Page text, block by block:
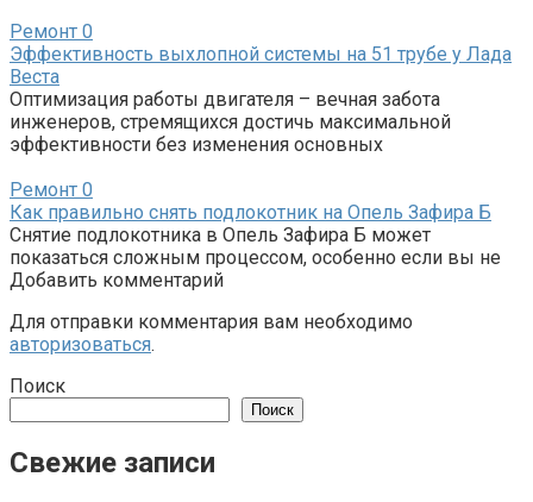
Ремонт 0
Эффективность выхлопной системы на 51 трубе у Лада
Веста
Оптимизация работы двигателя – вечная забота
инженеров, стремящихся достичь максимальной
эффективности без изменения основных
Ремонт 0
Как правильно снять подлокотник на Опель Зафира Б
Снятие подлокотника в Опель Зафира Б может
показаться сложным процессом, особенно если вы не
Добавить комментарий
Для отправки комментария вам необходимо
авторизоваться.
Поиск
Поиск
Свежие записи